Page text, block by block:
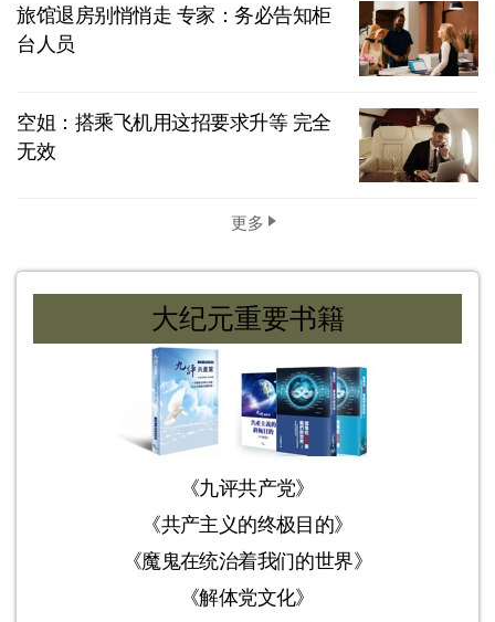
旅馆退房别悄悄走 专家：务必告知柜
台人员
空姐：搭乘飞机用这招要求升等 完全
无效
更多
大纪元重要书籍
《九评共产党》
《共产主义的终极目的》
《魔鬼在统治着我们的世界》
《解体党文化》